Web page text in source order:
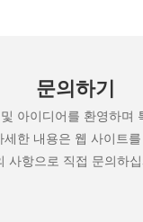
문의하기
아이디어를 환영하며
한 내용은 웹 사이트
사항으로 직접 문의하